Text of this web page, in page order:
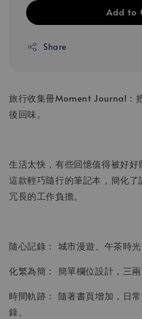
Add to
Share
旅行收集冊Moment Journal：
後回味。
生活太快，有些回憶值得被好好
這款輕巧隨行的筆記本，簡化
冗長的工作負擔。
隨心記錄： 城市漫遊、午茶時光
化繁為簡： 簡單欄位設計，三
時間軌跡： 隨著書頁增加，日
錄。